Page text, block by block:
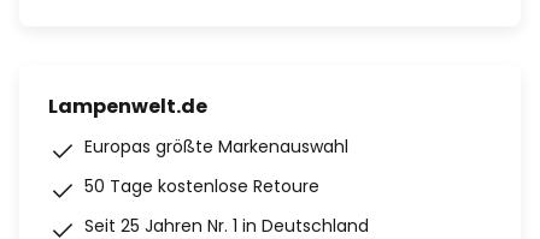
Lampenwelt.de
Europas größte Markenauswahl
50 Tage kostenlose Retoure
Seit 25 Jahren Nr. 1 in Deutschland